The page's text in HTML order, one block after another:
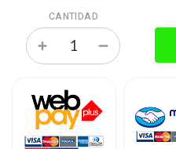
CANTIDAD